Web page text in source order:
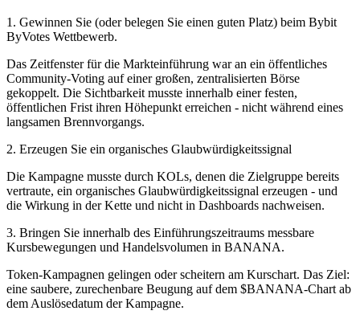
1. Gewinnen Sie (oder belegen Sie einen guten Platz) beim Bybit
ByVotes Wettbewerb.
Das Zeitfenster für die Markteinführung war an ein öffentliches
Community-Voting auf einer großen, zentralisierten Börse
gekoppelt. Die Sichtbarkeit musste innerhalb einer festen,
öffentlichen Frist ihren Höhepunkt erreichen - nicht während eines
langsamen Brennvorgangs.
2. Erzeugen Sie ein organisches Glaubwürdigkeitssignal
Die Kampagne musste durch KOLs, denen die Zielgruppe bereits
vertraute, ein organisches Glaubwürdigkeitssignal erzeugen - und
die Wirkung in der Kette und nicht in Dashboards nachweisen.
3. Bringen Sie innerhalb des Einführungszeitraums messbare
Kursbewegungen und Handelsvolumen in BANANA.
Token-Kampagnen gelingen oder scheitern am Kurschart. Das Ziel:
eine saubere, zurechenbare Beugung auf dem $BANANA-Chart ab
dem Auslösedatum der Kampagne.